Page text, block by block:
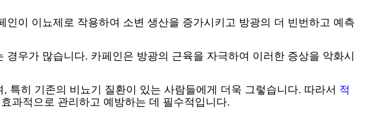
이 이뇨제로 작용하여 소변 생산을 증가시키고 방광의 더 빈번하고 예측
우가 많습니다. 카페인은 방광의 근육을 자극하여 이러한 증상을 악화시
히 기존의 비뇨기 질환이 있는 사람들에게 더욱 그렇습니다. 따라서 적
과적으로 관리하고 예방하는 데 필수적입니다.